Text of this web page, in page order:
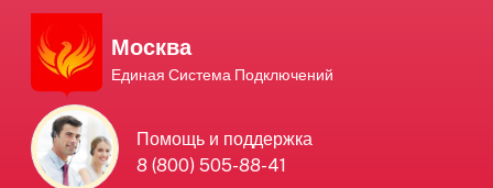
Москва
Единая Система Подключений
Помощь и поддержка
8 (800) 505-88-41
Единая Система